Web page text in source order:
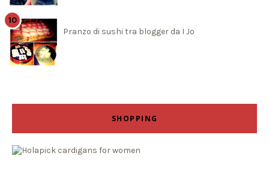
Pranzo di sushi tra blogger da I Jo
SHOPPING